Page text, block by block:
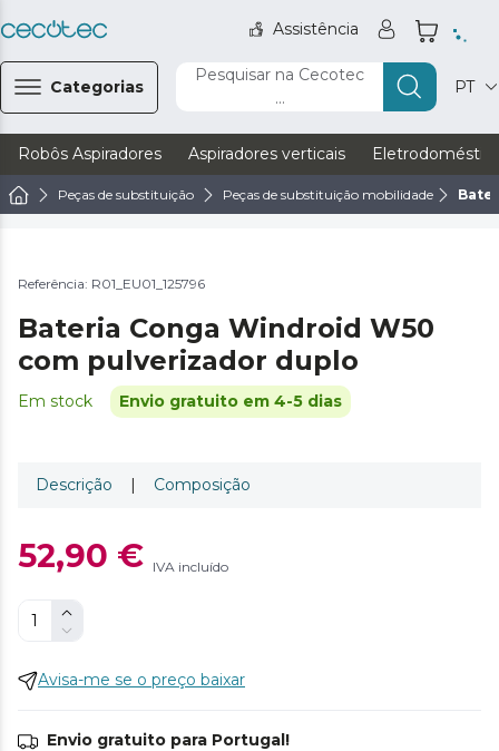
Assistência
Categorias
Pesquisar na Cecotec
...
PT
Robôs Aspiradores Aspiradores verticais
Peças de substituição Peças de substituição mobilidade
Referência: R01_EU01_125796
Bateria Conga Windroid W50
com pulverizador duplo
Em stock Envio gratuito em 4-5 dias
Descrição | Composição
52,90 € IVA incluído
Avisa-me se o preço baixar
Envio gratuito para Portugal!